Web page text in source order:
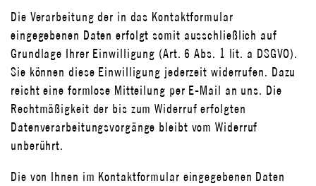
Die Verarbeitung der in das Kontaktformular
eingegebenen Daten erfolgt somit ausschließlich auf
Grundlage Ihrer Einwilligung (Art. 6 Abs. 1 lit. a DSGVO).
Sie können diese Einwilligung jederzeit widerrufen. Dazu
reicht eine formlose Mitteilung per E-Mail an uns. Die
Rechtmäßigkeit der bis zum Widerruf erfolgten
Datenverarbeitungsvorgänge bleibt vom Widerruf
unberührt.
Die von Ihnen im Kontaktformular eingegebenen Daten